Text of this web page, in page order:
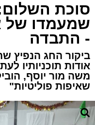
סוכת
שמעמדו של
- התבדה
ביקור החג הנפיץ
אודות תוכניותיו
משה מור יוסף,
שאיפות פוליטיות"